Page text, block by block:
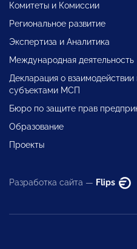
Комитеты и Комиссии
Региональное развитие
Экспертиза и Аналитика
Международная деятельность
Декларация о взаимодействии
субъектами МСП
Бюро по защите прав
Образование
Проекты
Разработка сайта — Flips